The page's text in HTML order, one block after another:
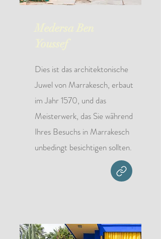
Dies ist das architektonische
Juwel von Marrakesch, erbaut
im Jahr 1570, und das
Meisterwerk, das Sie während
Ihres Besuchs in Marrakesch
unbedingt besichtigen sollten.